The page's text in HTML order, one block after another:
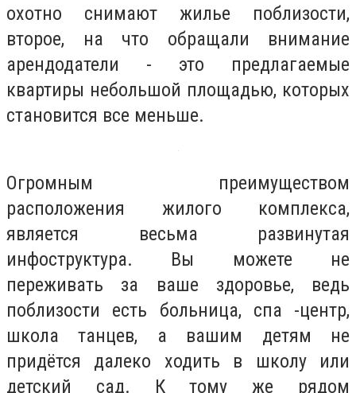
охотно снимают жилье поблизости,
второе, на что обращали внимание
арендодатели - это предлагаемые
квартиры небольшой площадью, которых
становится все меньше.
Огромным преимуществом
расположения жилого комплекса,
является весьма развинутая
инфоструктура. Вы можете не
переживать за ваше здоровье, ведь
поблизости есть больница, спа -центр,
школа танцев, а вашим детям не
придётся далеко ходить в школу или
детский сад. К тому же рядом